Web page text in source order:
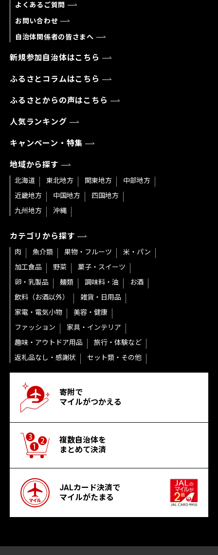
よくあるご質問
お問い合わせ
自治体関係者の皆さまへ
新規参加自治体はこちら
ふるさとコラムはこちら
ふるさとからの声はこちら
人気ランキング
キャンペーン・特集
地域から探す
北海道 東北地方 関東地方
中部地方
近畿地方
中国地方
四国地方
九州地方
沖縄
カテゴリから探す
肉 魚介類 果物・フルーツ
米・パン
加工食品
野菜
菓子・スイーツ
卵・乳製品
麺類 調味料・油
お酒
飲料（お酒以外）
雑貨・日用品
家電・電気小物
美容・健康
ファッション
家具・インテリア
趣味・アウトドア用品
旅行・体験など
返礼品なし・感謝状
セット類・その他
寄附で
マイルがつかえる
複数自治体を
まとめて決済
JALカード決済で
マイルがたまる